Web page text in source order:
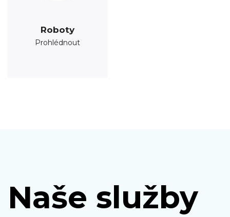
Roboty
Prohlédnout
Naše služby